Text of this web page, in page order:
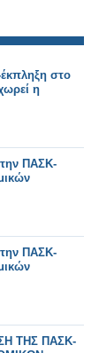
στο
η
ΠΑΣΚ-
ΠΑΣΚ-
ΤΗΣ ΠΑΣΚ-